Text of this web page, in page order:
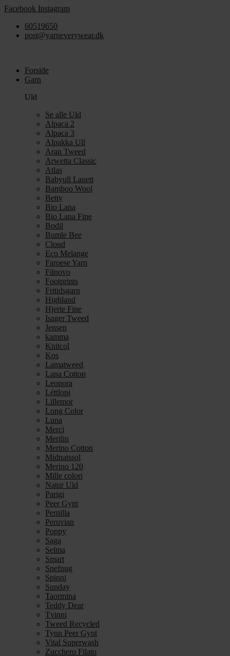
Videre
indhold
Facebook Instagram
60519650
post@yarneverywear.dk
Forside
Garn
Uld
Se alle Uld
Alpaca 2
Alpaca 3
Alpakka Ull
Aran Tweed
Arwetta Classic
Atlas
Babyull Lanett
Bamboo Wool
Betty
Bio Lana
Bio Lana Fine
Bodil
Bumle Bee
Cloud
Eco Melange
Faroese Yarn
Filnovo
Footprints
Fritidsgarn
Highland
Hjerte Fine
Isager Tweed
Jensen
kamma
Knitcol
Kos
Lamatweed
Lana Cotton
Leonora
Léttlopi
Lillemor
Long Color
Luna
Merci
Merilin
Merino Cotton
Midnatssol
Merino 120
Mille colori
Natur Uld
Parigi
Peer Gynt
Pernilla
Peruvian
Poppy
Saga
Selma
Smart
Snefnug
Spinni
Sunday
Taormina
Teddy Dear
Tvinni
Tweed Recycled
Tynn Peer Gynt
Vital Superwash
Zucchero Filato